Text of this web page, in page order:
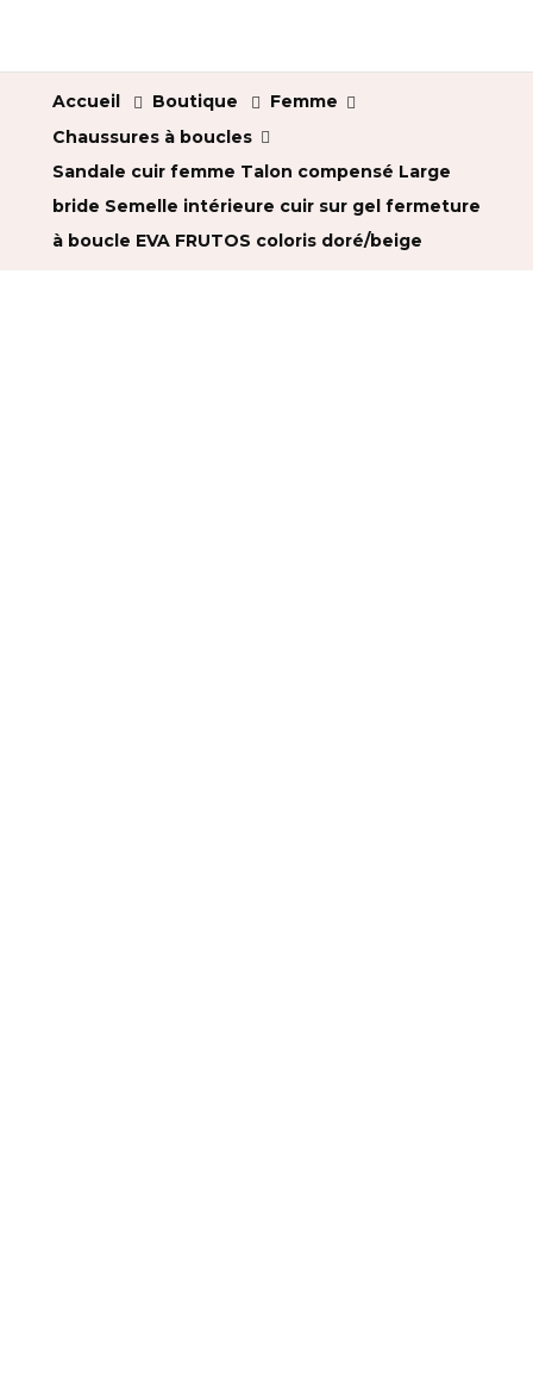
Accueil Boutique
Femme
Chaussures à boucles
Sandale cuir femme Talon compensé Large
bride Semelle intérieure cuir sur gel fermeture
à boucle EVA FRUTOS coloris doré/beige